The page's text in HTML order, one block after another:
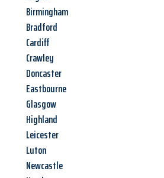
Birmingham
Bradford
Cardiff
Crawley
Doncaster
Eastbourne
Glasgow
Highland
Leicester
Luton
Newcastle